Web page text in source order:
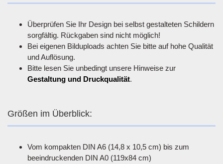
Überprüfen Sie Ihr Design bei selbst gestalteten Schildern
sorgfältig. Rückgaben sind nicht möglich!
Bei eigenen Bilduploads achten Sie bitte auf hohe Qualität
und Auflösung.
Bitte lesen Sie unbedingt unsere Hinweise zur
Gestaltung und Druckqualität.
Größen im Überblick:
Vom kompakten DIN A6 (14,8 x 10,5 cm) bis zum
beeindruckenden DIN A0 (119x84 cm)